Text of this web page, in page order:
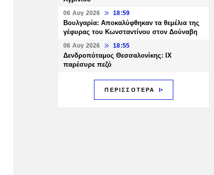
06 Αυγ 2026 18:59
Βουλγαρία: Αποκαλύφθηκαν τα θεμέλια της
γέφυρας του Κωνσταντίνου στον Δούναβη
06 Αυγ 2026 18:55
Δενδροπόταμος Θεσσαλονίκης: ΙΧ
παρέσυρε πεζό
ΠΕΡΙΣΣΟΤΕΡΑ